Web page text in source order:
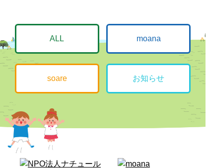
ALL moana
soare お知らせ